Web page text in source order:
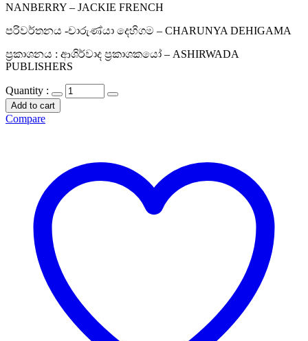
NANBERRY – JACKIE FRENCH
පරිවර්තනය -චාරුණ්යා දෙහිගම – CHARUNYA DEHIGAMA
ප්‍රකාශනය : ආශිර්වාද ප්‍රකාශකයෝ – ASHIRWADA
PUBLISHERS
Quantity :
Add to cart
Compare